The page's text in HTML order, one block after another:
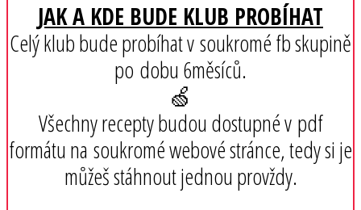
JAK A KDE BUDE KLUB PROBÍHAT
Celý klub bude probíhat v soukromé fb skupině
po dobu 6měsíců.
🍏
Všechny recepty budou dostupné v pdf
formátu na soukromé webové stránce, tedy si je
můžeš stáhnout jednou provždy.